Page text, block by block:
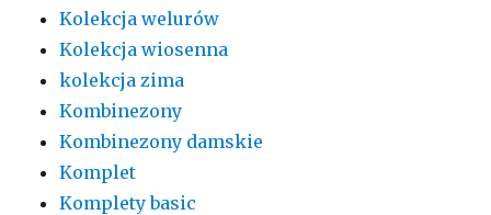
Kolekcja welurów
Kolekcja wiosenna
kolekcja zima
Kombinezony
Kombinezony damskie
Komplet
Komplety basic